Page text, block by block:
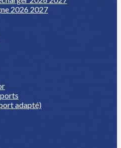
2026 2027
adapté)